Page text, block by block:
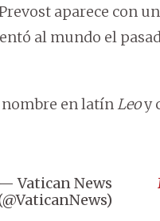
aparece con
al mundo el
nombre en latínLeoy
— Vatican News